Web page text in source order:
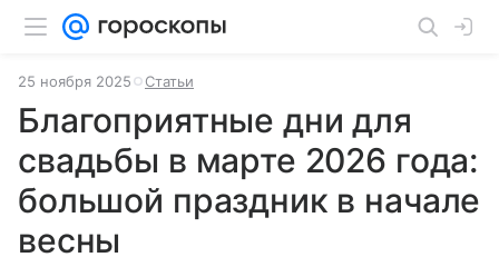
25 ноября 2025 Статьи
Благоприятные дни для
свадьбы в марте 2026 года:
большой праздник в начале
весны